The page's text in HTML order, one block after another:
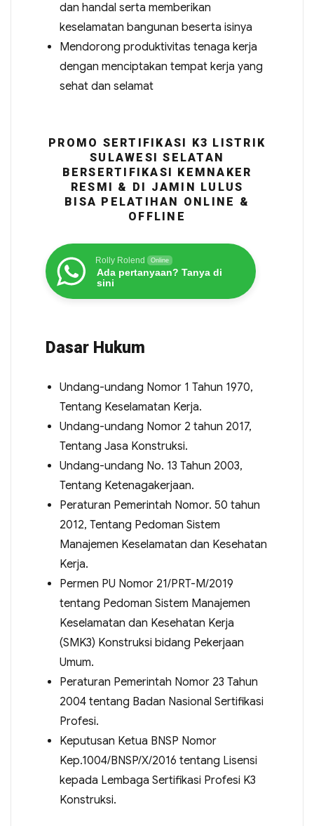
dan handal serta memberikan
keselamatan bangunan beserta isinya
Mendorong produktivitas tenaga kerja
dengan menciptakan tempat kerja yang
sehat dan selamat
PROMO SERTIFIKASI K3 LISTRIK
SULAWESI SELATAN
BERSERTIFIKASI KEMNAKER
RESMI & DI JAMIN LULUS
BISA PELATIHAN ONLINE &
OFFLINE
Rolly Rolend Online
Ada pertanyaan? Tanya di
sini
Dasar Hukum
Undang-undang Nomor 1 Tahun 1970,
Tentang Keselamatan Kerja.
Undang-undang Nomor 2 tahun 2017,
Tentang Jasa Konstruksi.
Undang-undang No. 13 Tahun 2003,
Tentang Ketenagakerjaan.
Peraturan Pemerintah Nomor. 50 tahun
2012, Tentang Pedoman Sistem
Manajemen Keselamatan dan Kesehatan
Kerja.
Permen PU Nomor 21/PRT-M/2019
tentang Pedoman Sistem Manajemen
Keselamatan dan Kesehatan Kerja
(SMK3) Konstruksi bidang Pekerjaan
Umum.
Peraturan Pemerintah Nomor 23 Tahun
2004 tentang Badan Nasional Sertifikasi
Profesi.
Keputusan Ketua BNSP Nomor
Kep.1004/BNSP/X/2016 tentang Lisensi
kepada Lembaga Sertifikasi Profesi K3
Konstruksi.